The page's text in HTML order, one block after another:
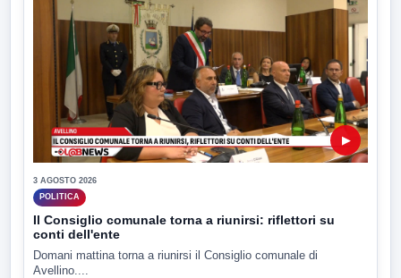
▶
3 AGOSTO 2026
POLITICA
Il Consiglio comunale torna a riunirsi: riflettori su
conti dell'ente
Domani mattina torna a riunirsi il Consiglio comunale di
Avellino....